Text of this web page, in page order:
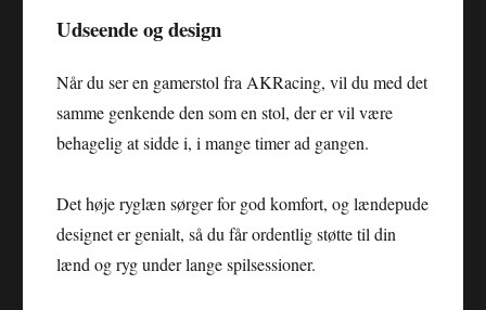
Udseende og design
Når du ser en gamerstol fra AKRacing, vil du med det
samme genkende den som en stol, der er vil være
behagelig at sidde i, i mange timer ad gangen.
Det høje ryglæn sørger for god komfort, og lændepude
designet er genialt, så du får ordentlig støtte til din
lænd og ryg under lange spilsessioner.